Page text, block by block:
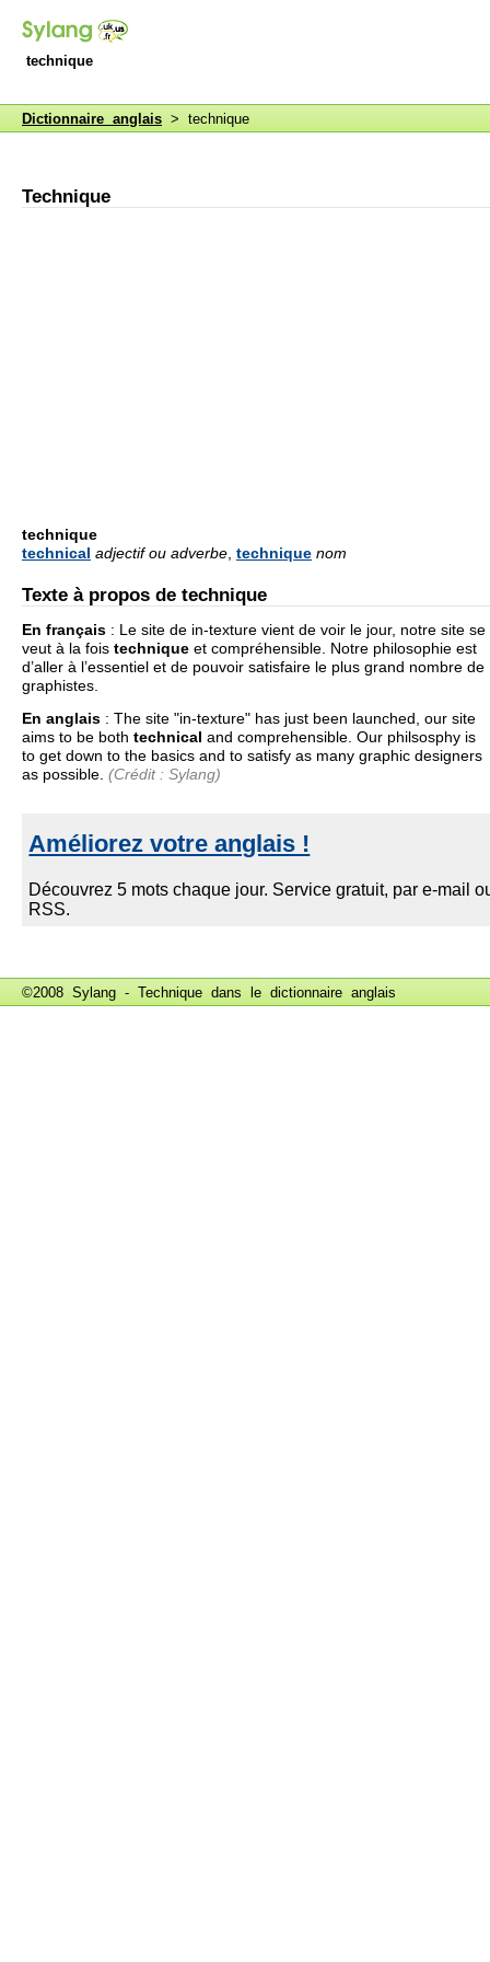
technique
Dictionnaire anglais > technique
Technique
technique
technical adjectif ou adverbe technique nom
Texte à propos de technique
En français : Le site de in-texture vient de voir le jour, notre site se
veut à la fois technique et compréhensible. Notre philosophie est
d’aller à l’essentiel et de pouvoir satisfaire le plus grand nombre de
graphistes.
En anglais : The site "in-texture" has just been launched, our site
aims to be both technical and comprehensible. Our philsosphy is
to get down to the basics and to satisfy as many graphic designers
as possible. (Crédit : Sylang)
©2008 Sylang - Technique dans le dictionnaire anglais